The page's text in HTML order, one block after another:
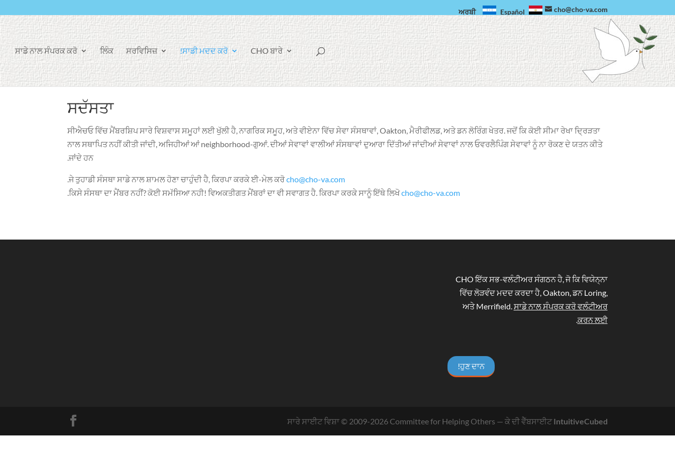
cho@cho-va.com
ਅਰਬੀ Español
ਫੇ
ਬੁੱ
ਕ
CHO ਬਾਰੇ
ਸਾਡੀ ਮਦਦ ਕਰੋ!
ਸਰਵਿਸਿਜ਼
ਲਿੰਕ
ਸਾਡੇ ਨਾਲ ਸੰਪਰਕ ਕਰੋ
ਸਦੱਸਤਾ
ਸੀਐਚਓ ਵਿੱਚ ਮੈਂਬਰਸ਼ਿਪ ਸਾਰੇ ਵਿਸ਼ਵਾਸ ਸਮੂਹਾਂ ਲਈ ਖੁੱਲੀ ਹੈ, ਨਾਗਰਿਕ ਸਮੂਹ, ਅਤੇ ਵੀਏਨਾ ਵਿੱਚ ਸੇਵਾ ਸੰਸਥਾਵਾਂ, Oakton, ਮੈਰੀਫੀਲਡ, ਅਤੇ ਡਨ ਲੋਰਿੰਗ ਖੇਤਰ. ਜਦੋਂ ਕਿ ਕੋਈ ਸੀਮਾ ਰੇਖਾ ਦ੍ਰਿੜਤਾ
ਨਾਲ ਸਥਾਪਿਤ ਨਹੀਂ ਕੀਤੀ ਜਾਂਦੀ, ਅਜਿਹੀਆਂ ਆਂ neighborhood-ਗੁਆਂ. ਦੀਆਂ ਸੇਵਾਵਾਂ ਵਾਲੀਆਂ ਸੰਸਥਾਵਾਂ ਦੁਆਰਾ ਦਿੱਤੀਆਂ ਜਾਂਦੀਆਂ ਸੇਵਾਵਾਂ ਨਾਲ ਓਵਰਲੈਪਿੰਗ ਸੇਵਾਵਾਂ ਨੂੰ ਨਾ ਰੋਕਣ ਦੇ ਯਤਨ ਕੀਤੇ
ਜਾਂਦੇ ਹਨ.
ਜੇ ਤੁਹਾਡੀ ਸੰਸਥਾ ਸਾਡੇ ਨਾਲ ਸ਼ਾਮਲ ਹੋਣਾ ਚਾਹੁੰਦੀ ਹੈ, ਕਿਰਪਾ ਕਰਕੇ ਈ-ਮੇਲ ਕਰੋcho@cho-va.com
.
ਕਿਸੇ ਸੰਸਥਾ ਦਾ ਮੈਂਬਰ ਨਹੀਂ? ਕੋਈ ਸਮੱਸਿਆ ਨਹੀ! ਵਿਅਕਤੀਗਤ ਮੈਂਬਰਾਂ ਦਾ ਵੀ ਸਵਾਗਤ ਹੈ. ਕਿਰਪਾ ਕਰਕੇ ਸਾਨੂੰ ਇੱਥੇ ਲਿਖੋcho@cho-va.com
.
CHO ਇੱਕ ਸਭ-ਵਲੰਟੀਅਰ ਸੰਗਠਨ ਹੈ, ਜੋ ਕਿ ਵਿਯੇਨ੍ਨਾ
ਵਿੱਚ ਲੋੜਵੰਦ ਮਦਦ ਕਰਦਾ ਹੈ, Oakton, ਡਨ Loring,
ਅਤੇ Merrifield. ਸਾਡੇ ਨਾਲ ਸੰਪਰਕ ਕਰੋ ਵਲੰਟੀਅਰ
ਕਰਨ ਲਈ
ਹੁਣ ਦਾਨ!
ਸਾਰੇ ਸਾਈਟ ਵਿਸ਼ਾ © 2009-2026Committee for Helping Others — ਕੇ ਦੀ ਵੈੱਬਸਾਈਟIntuitiveCubed